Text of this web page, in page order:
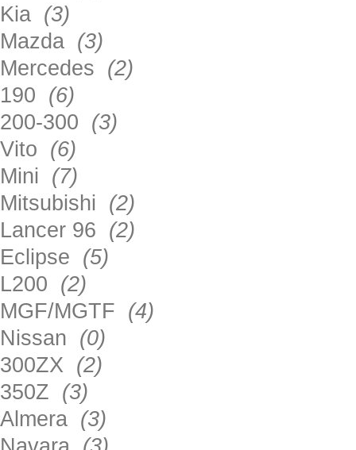
Kia (3)
Mazda (3)
Mercedes (2)
190 (6)
200-300 (3)
Vito (6)
Mini (7)
Mitsubishi (2)
Lancer 96 (2)
Eclipse (5)
L200 (2)
MGF/MGTF (4)
Nissan (0)
300ZX (2)
350Z (3)
Almera (3)